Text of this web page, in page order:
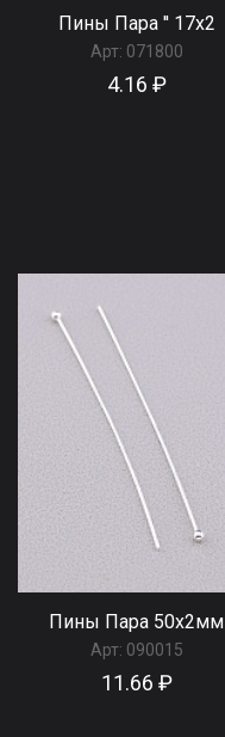
Пины Пара '' 17х2
Арт: 071800
4.16 ₽
Пины Пара 50x2мм
Арт: 090015
11.66 ₽